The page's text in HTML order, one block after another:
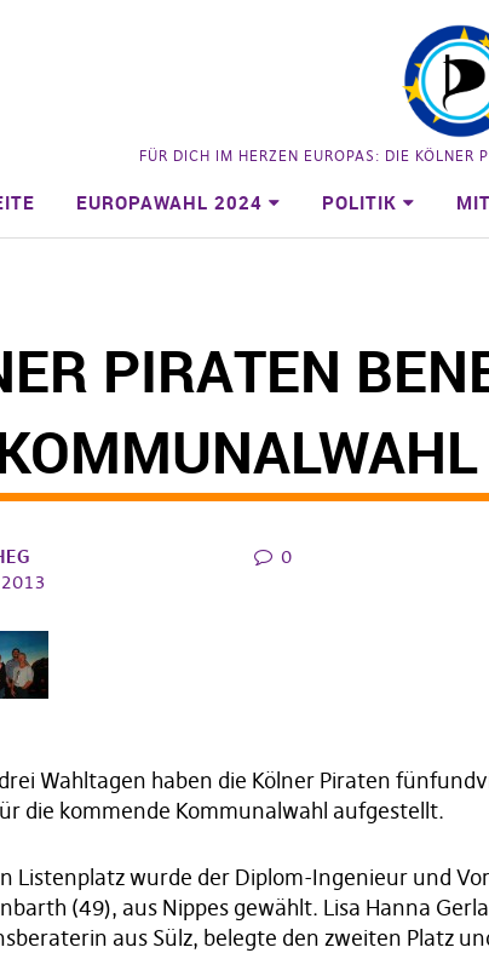
FÜR DICH IM HERZEN EUROPAS: DIE KÖLNER
EUROPAWAHL 2024 POLITIK
PIRATEN
0
Wahltagen haben die Kölner Piraten
die kommende Kommunalwahl aufgestellt.
Listenplatz wurde der Diplom-Ingenieur und
(49), aus Nippes gewählt. Lisa Hanna
aus Sülz, belegte den zweiten Platz